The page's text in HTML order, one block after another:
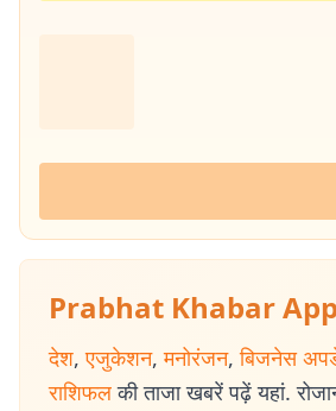
Prabhat Khabar
देश, एजुकेशन, मनोरंजन, बिजनेस
राशिफल की ताजा खबरें पढ़ें यहां.